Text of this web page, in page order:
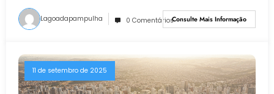
Lagoadapampulha 0 ComentáriosConsulte Mais Informação
11 de setembro de 2025